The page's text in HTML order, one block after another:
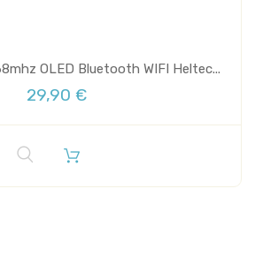
OLED Bluetooth WIFI Heltec...
29,90 €